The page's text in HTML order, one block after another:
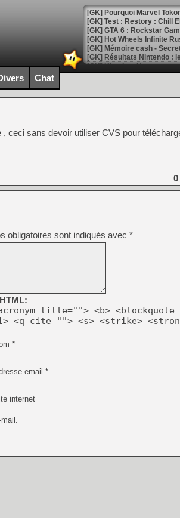
[GK] Pourquoi Marvel
[GK] Test : Restory : Chill
[GK] GTA 6 : Rockstar
[GK] Hot Wheels Infinite
[GK] Mémoire cash -
[GK] Résultats Nintendo :
[GK] Déjà des
[Mo5] Brickboy cherche à
[GK] Minecraft et ses «
[GK] Beast of
[GK] Ubisoft : fin de partie
[GK] Mémoire cash -
[GK] Dan Houser (GTA)
[GK] Comment EA Sports
[GK] Crimson Moon : un
[GK] Isle of Reveries : le
[GK] Moonlighter 2 : The
[GK] Capcom relance
[Mo5] Deux inédits du
[GK] Le beat'em up The
[GK] Endless Legend 2 :
[LS] [PS5] Le WebKit
[GK] Oubliez Crazy Taxi,
[LS] [Switch] NSZ 5.0.0
[GK] No More Room in
[GK] Un chatbot Atelier
[GK] Mémoire cash -
[GK] Nvidia : le prix des
[GK] Suikoden Star Leap
[Mo5] La mini borne
Chat
, ceci sans devoir utiliser CVS pour
0
obligatoires sont indiqués avec *
title=""> <b> <blockquote
<q cite=""> <s> <strike>
*
email *
internet